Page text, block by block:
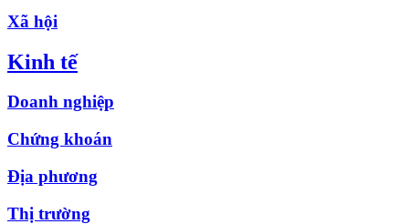
Xã hội
Kinh tế
Doanh nghiệp
Chứng khoán
Địa phương
Thị trường